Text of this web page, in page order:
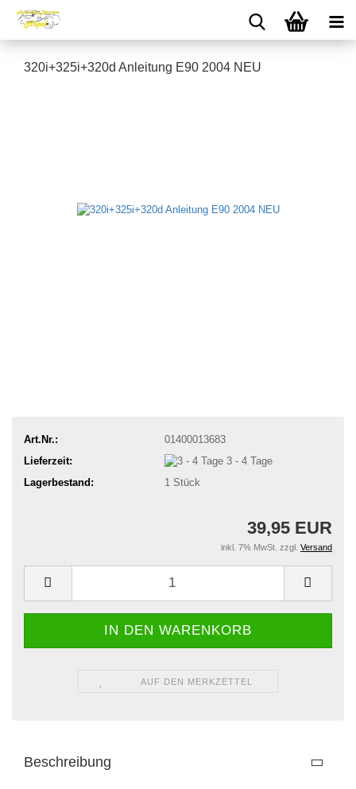
320i+325i+320d Anleitung E90 2004 NEU
Art.Nr.:
01400013683
Lieferzeit:
3 - 4 Tage
Lagerbestand:
1 Stück
39,95 EUR
inkl. 7% MwSt. zzgl. Versand
AUF DEN MERKZETTEL
Beschreibung